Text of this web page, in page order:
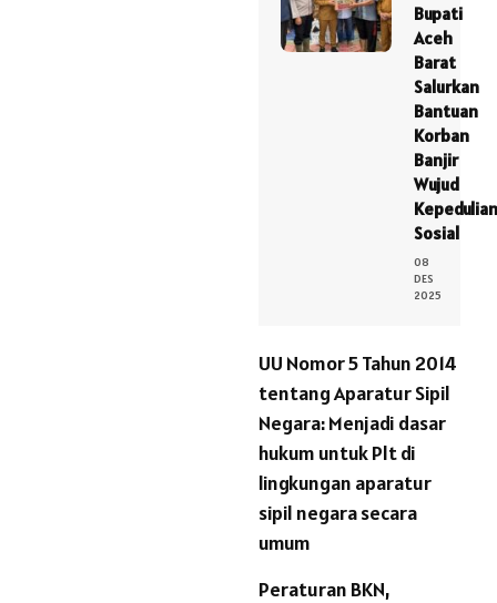
Bupati
Aceh
Barat
Salurkan
Bantuan
Korban
Banjir
Wujud
Kepedulian
Sosial
08
DES
2025
UU Nomor 5 Tahun 2014
tentang Aparatur Sipil
Negara: Menjadi dasar
hukum untuk Plt di
lingkungan aparatur
sipil negara secara
umum
Peraturan BKN,